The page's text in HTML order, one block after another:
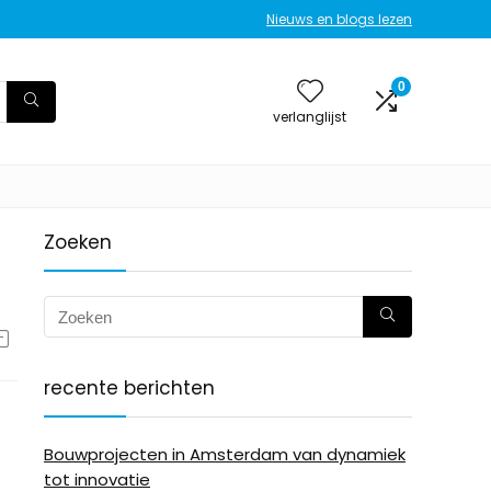
Nieuws en blogs lezen
verlanglijst
0
Zoeken
recente berichten
Bouwprojecten in Amsterdam van dynamiek
tot innovatie